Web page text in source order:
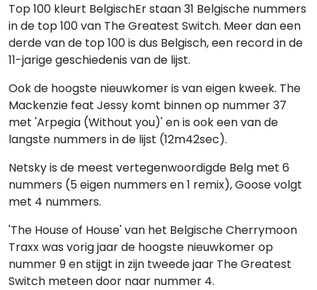
Top 100 kleurt BelgischEr staan 31 Belgische nummers
in de top 100 van The Greatest Switch. Meer dan een
derde van de top 100 is dus Belgisch, een record in de
11-jarige geschiedenis van de lijst.
Ook de hoogste nieuwkomer is van eigen kweek. The
Mackenzie feat Jessy komt binnen op nummer 37
met 'Arpegia (Without you)' en is ook een van de
langste nummers in de lijst (12m42sec).
Netsky is de meest vertegenwoordigde Belg met 6
nummers (5 eigen nummers en 1 remix), Goose volgt
met 4 nummers.
'The House of House' van het Belgische Cherrymoon
Traxx was vorig jaar de hoogste nieuwkomer op
nummer 9 en stijgt in zijn tweede jaar The Greatest
Switch meteen door naar nummer 4.